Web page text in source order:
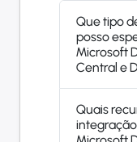
Que tipo
posso
Microsoft
Central e
Quais
integração